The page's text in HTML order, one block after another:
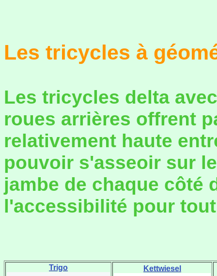
Les tricycles à
Les tricycles delta
roues arrières offrent
relativement haute
pouvoir s'asseoir sur
jambe de chaque côté
l'accessibilité pour
Trigo Kettwiesel